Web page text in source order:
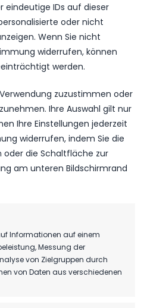
eindeutige IDs auf dieser
oder nicht
Wenn Sie nicht
widerrufen, können
werden.
zuzustimmen oder
Ihre Auswahl gilt nur
Ihre Einstellungen jederzeit
widerrufen, indem Sie die
die Schaltfläche zur
am unteren Bildschirmrand
Informationen auf einem
Messung der
von Zielgruppen durch
von Daten aus verschiedenen
FSV.
Spieltag